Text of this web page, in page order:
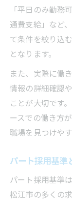
扶養内
パー
無理な
家計管
初めての方
未経験
初めて
サポー
方
パート
「平日のみ勤務
通費支給」など
て条件を絞り込
となります。
また、実際に働
情報の詳細確認
ことが大切です
ースでの働き方
職場を見つけや
パート採用基準
パート採用基準
松江市の多くの